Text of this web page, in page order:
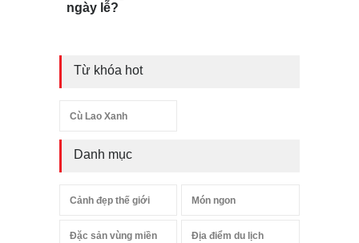
ngày lễ?
Từ khóa hot
Cù Lao Xanh
Danh mục
Cảnh đẹp thế giới Món ngon
Đặc sản vùng miền Địa điểm du lịch